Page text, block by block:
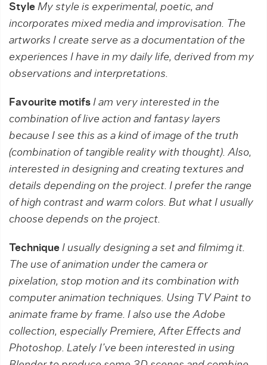
Style My style is experimental, poetic, and
incorporates mixed media and improvisation. The
artworks I create serve as a documentation of the
experiences I have in my daily life, derived from my
observations and interpretations.
Favourite motifs I am very interested in the
combination of live action and fantasy layers
because I see this as a kind of image of the truth
(combination of tangible reality with thought). Also,
interested in designing and creating textures and
details depending on the project. I prefer the range
of high contrast and warm colors. But what I usually
choose depends on the project.
Technique I usually designing a set and filmimg it.
The use of animation under the camera or
pixelation, stop motion and its combination with
computer animation techniques. Using TV Paint to
animate frame by frame. I also use the Adobe
collection, especially Premiere, After Effects and
Photoshop. Lately I’ve been interested in using